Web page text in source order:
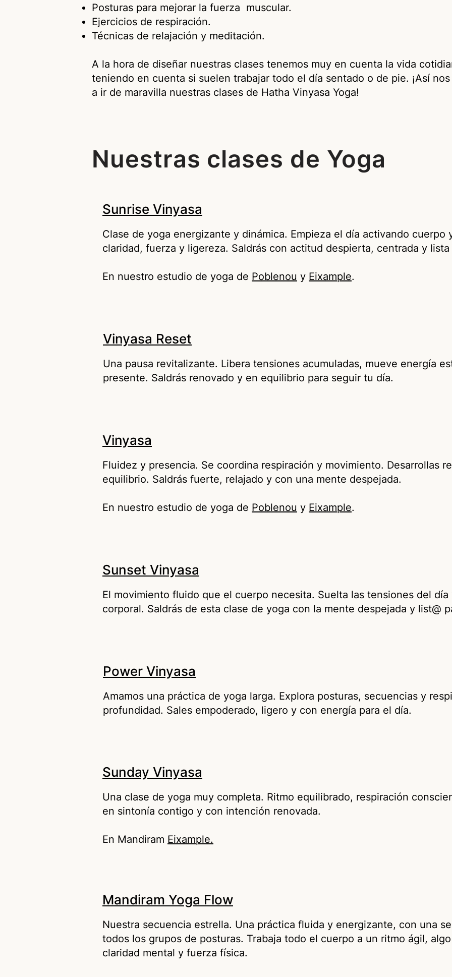
Posturas para mejorar la fuerza muscular.
Ejercicios de respiración.
Técnicas de relajación y meditación.
A la hora de diseñar nuestras clases tenemos muy en cuenta la vida
teniendo en cuenta si suelen trabajar todo el día sentado o de pie. ¡Así
a ir de maravilla nuestras clases de Hatha Vinyasa Yoga!
Nuestras clases de Yoga
Sunrise Vinyasa
Clase de yoga energizante y dinámica. Empieza el día activando cuerpo
claridad, fuerza y ligereza. Saldrás con actitud despierta, centrada y
En nuestro estudio de yoga de Poblenou y Eixample.
Vinyasa Reset
Una pausa revitalizante. Libera tensiones acumuladas, mueve energía
presente. Saldrás renovado y en equilibrio para seguir tu día.
Vinyasa
Fluidez y presencia. Se coordina respiración y movimiento. Desarrollas
equilibrio. Saldrás fuerte, relajado y con una mente despejada.
En nuestro estudio de yoga de Poblenou y Eixample.
Sunset Vinyasa
El movimiento fluido que el cuerpo necesita. Suelta las tensiones del
corporal. Saldrás de esta clase de yoga con la mente despejada y list@
Power Vinyasa
Amamos una práctica de yoga larga. Explora posturas, secuencias y
profundidad. Sales empoderado, ligero y con energía para el día.
Sunday Vinyasa
Una clase de yoga muy completa. Ritmo equilibrado, respiración
en sintonía contigo y con intención renovada.
En Mandiram Eixample.
Mandiram Yoga Flow
Nuestra secuencia estrella. Una práctica fluida y energizante, con una
todos los grupos de posturas. Trabaja todo el cuerpo a un ritmo ágil,
claridad mental y fuerza física.